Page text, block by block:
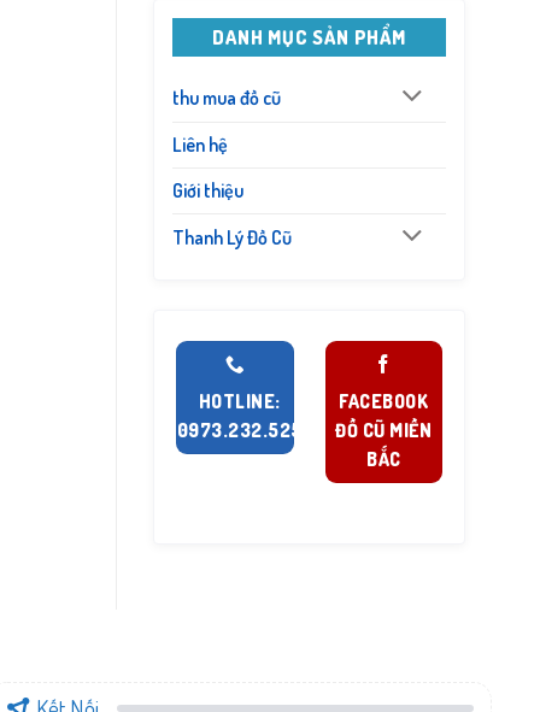
DANH MỤC SẢN PHẨM
thu mua đồ cũ
Liên hệ
Giới thiệu
Thanh Lý Đồ Cũ
HOTLINE:
0973.232.525
FACEBOOK
ĐỒ CŨ MIỀN
BẮC